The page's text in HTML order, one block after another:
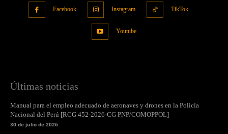
Facebook Instagram TikTok
Youtube
Últimas noticias
Manual para el empleo adecuado de aeronaves y drones en la Policía
Nacional del Perú [RCG 452-2026-CG PNP/COMOPPOL]
30 de julio de 2026